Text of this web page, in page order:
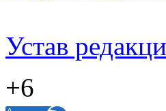
Устав
+6